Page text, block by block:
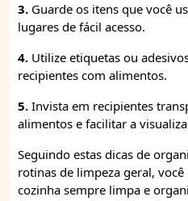
3. Guarde os itens que você
lugares de fácil acesso.
4. Utilize etiquetas ou
recipientes com alimentos.
5. Invista em recipientes
alimentos e facilitar a
Seguindo estas dicas de
rotinas de limpeza geral,
cozinha sempre limpa e